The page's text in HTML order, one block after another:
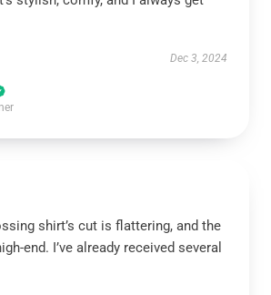
Dec 3, 2024
shirt’s cut is flattering, and the
end. I’ve already received several